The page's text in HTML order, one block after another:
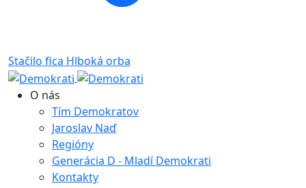
Stačilo fica Hlboká orba
O nás
Tím Demokratov
Jaroslav Naď
Regióny
Generácia D - Mladí Demokrati
Kontakty